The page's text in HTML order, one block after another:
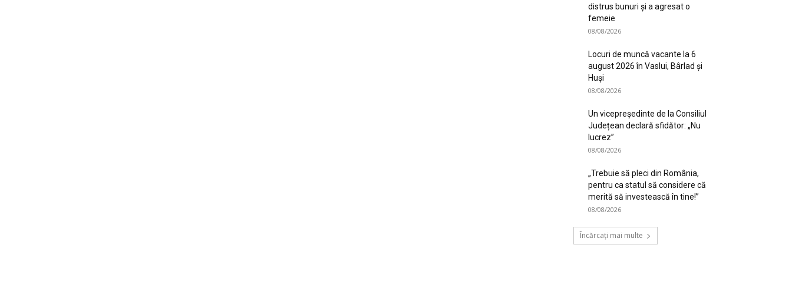
distrus bunuri și a agresat o
femeie
08/08/2026
Locuri de muncă vacante la 6
august 2026 în Vaslui, Bârlad și
Huși
08/08/2026
Un vicepreședinte de la Consiliul
Județean declară sfidător: „Nu
lucrez”
08/08/2026
„Trebuie să pleci din România,
pentru ca statul să considere că
merită să investească în tine!”
08/08/2026
Încărcați mai multe